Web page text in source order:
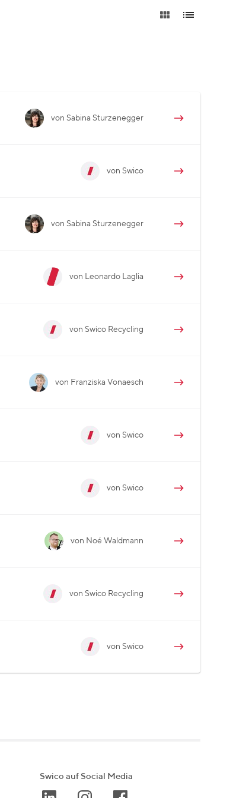
von Sabina Sturzenegger
von Swico
von Sabina Sturzenegger
von Leonardo Laglia
von Swico Recycling
von Franziska Vonaesch
von Swico
von Swico
von Noé Waldmann
von Swico Recycling
von Swico
Swico auf Social Media